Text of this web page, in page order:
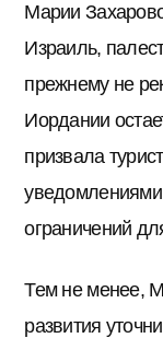
Марии
Израиль,
прежнему не
Иордании
призвала
ограничений
Тем не менее,
развития